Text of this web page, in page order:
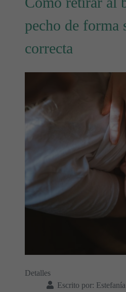
pecho de forma
correcta
Detalles
Escrito por: